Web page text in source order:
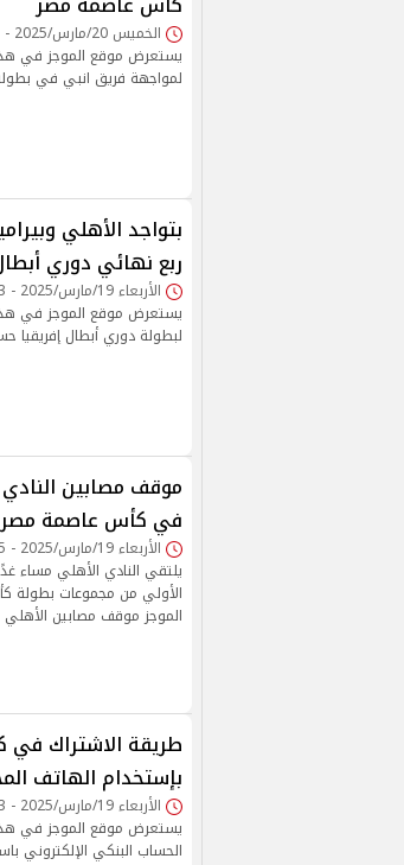
الخميس 20/مارس/2025 - 02:01 ص
يستعرض موقع الموجز في هذا
لمواجهة فريق انبي في
بتواجد الأهلي
ربع نهائي دوري
الأربعاء 19/مارس/2025 - 03:23 م
يستعرض موقع الموجز في هذا
لبطولة دوري أبطال إفريقيا
موقف مصابين
في كأس عاصمة مصر
الأربعاء 19/مارس/2025 - 02:15 م
يلتقي النادي الأهلي مساء
الأولي من مجموعات بطولة
الموجز موقف مصابين
طريقة الاشتراك في
بإستخدام الهاتف
الأربعاء 19/مارس/2025 - 01:43 م
يستعرض موقع الموجز في
الحساب البنكي الإلكتروني